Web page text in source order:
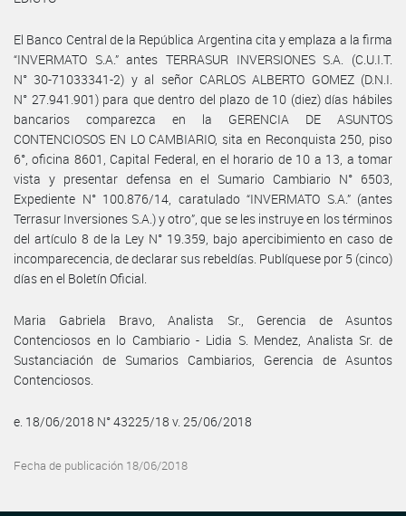
El Banco Central de la República Argentina cita y emplaza a la firma
“INVERMATO S.A.” antes TERRASUR INVERSIONES S.A. (C.U.I.T.
N° 30-71033341-2) y al señor CARLOS ALBERTO GOMEZ (D.N.I.
N° 27.941.901) para que dentro del plazo de 10 (diez) días hábiles
bancarios comparezca en la GERENCIA DE ASUNTOS
CONTENCIOSOS EN LO CAMBIARIO, sita en Reconquista 250, piso
6°, oficina 8601, Capital Federal, en el horario de 10 a 13, a tomar
vista y presentar defensa en el Sumario Cambiario N° 6503,
Expediente N° 100.876/14, caratulado “INVERMATO S.A.” (antes
Terrasur Inversiones S.A.) y otro”, que se les instruye en los términos
del artículo 8 de la Ley N° 19.359, bajo apercibimiento en caso de
incomparecencia, de declarar sus rebeldías. Publíquese por 5 (cinco)
días en el Boletín Oficial.
Maria Gabriela Bravo, Analista Sr., Gerencia de Asuntos
Contenciosos en lo Cambiario - Lidia S. Mendez, Analista Sr. de
Sustanciación de Sumarios Cambiarios, Gerencia de Asuntos
Contenciosos.
e. 18/06/2018 N° 43225/18 v. 25/06/2018
Fecha de publicación 18/06/2018